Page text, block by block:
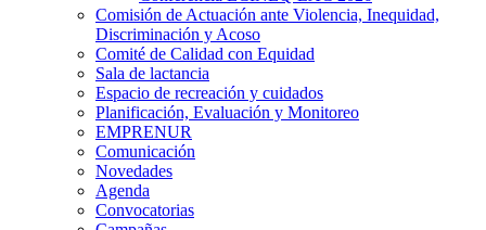
Comisión de Actuación ante Violencia, Inequidad,
Discriminación y Acoso
Comité de Calidad con Equidad
Sala de lactancia
Espacio de recreación y cuidados
Planificación, Evaluación y Monitoreo
EMPRENUR
Comunicación
Novedades
Agenda
Convocatorias